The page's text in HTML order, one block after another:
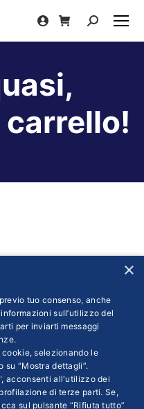
Cerca:
Servizi S.p.a. Partita iva
×
tuo consenso, anche
sull’utilizzo del
per inviarti messaggi
selezionando le
“Mostra dettagli”.
acconsenti all'utilizzo dei
di terze parti. Se,
sul pulsante “Rifiuta tutto”